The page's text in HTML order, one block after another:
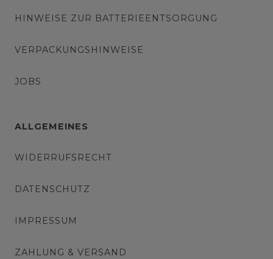
HINWEISE ZUR BATTERIEENTSORGUNG
VERPACKUNGSHINWEISE
JOBS
ALLGEMEINES
WIDERRUFSRECHT
DATENSCHUTZ
IMPRESSUM
ZAHLUNG & VERSAND